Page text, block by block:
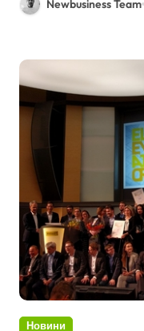
Newbusiness Team
Новини